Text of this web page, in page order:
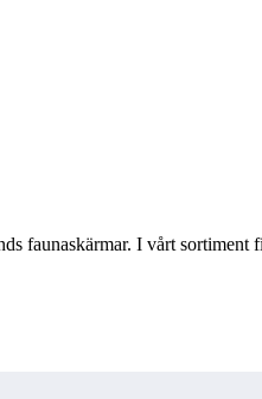
faunaskärmar. I vårt